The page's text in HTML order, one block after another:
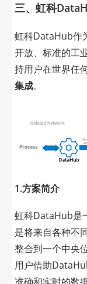
三、 虹科
虹科DataHub作
开放、标准的工
持用户在世界任
集成。
1.方案简介
虹科DataHub是
是将来自各种不
整合到一个中央
用户借助
准确和实时的数